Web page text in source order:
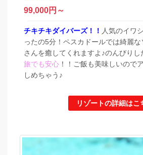
99,000円～
チキチキダイバーズ！！ 人気のイワ
ったの5分！ペスカドールでは綺麗
さんを癒してくれますよ♪のんびりし
旅でも安心 ！！ご飯も美味しいので
しめちゃう♪
リゾートの詳細はこ